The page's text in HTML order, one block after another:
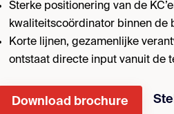
Sterke positionering van de
kwaliteitscoördinator binnen de
Korte lijnen, gezamenlijke
ontstaat directe input vanuit de
Download brochure